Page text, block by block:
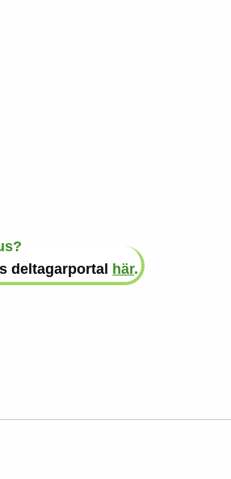
deltagarportal här.